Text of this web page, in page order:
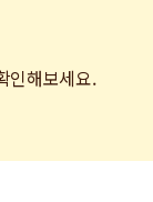
인해보세요.